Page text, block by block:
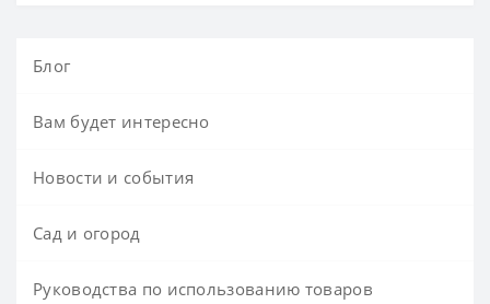
Блог
Вам будет интересно
Новости и события
Сад и огород
Руководства по использованию товаров